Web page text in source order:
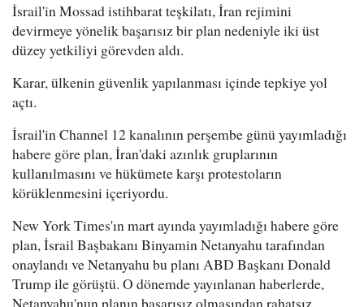
İsrail'in Mossad istihbarat teşkilatı, İran rejimini
devirmeye yönelik başarısız bir plan nedeniyle iki üst
düzey yetkiliyi görevden aldı.
Karar, ülkenin güvenlik yapılanması içinde tepkiye yol
açtı.
İsrail'in Channel 12 kanalının perşembe günü yayımladığı
habere göre plan, İran'daki azınlık gruplarının
kullanılmasını ve hükümete karşı protestoların
körüklenmesini içeriyordu.
New York Times'ın mart ayında yayımladığı habere göre
plan, İsrail Başbakanı Binyamin Netanyahu tarafından
onaylandı ve Netanyahu bu planı ABD Başkanı Donald
Trump ile görüştü. O dönemde yayınlanan haberlerde,